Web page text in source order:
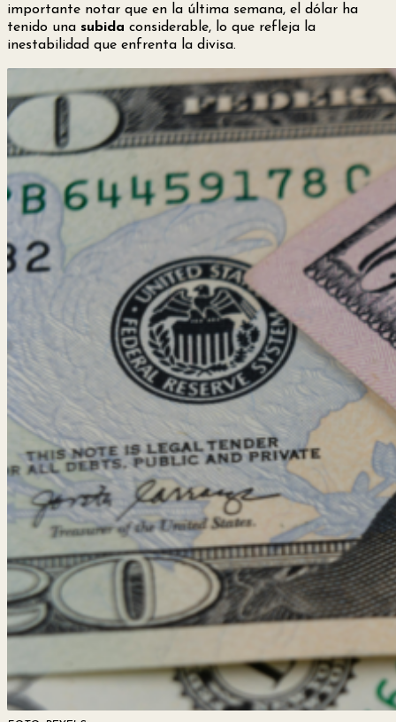
importante notar que en la última semana, el dólar ha
tenido una subida considerable, lo que refleja la
inestabilidad que enfrenta la divisa.